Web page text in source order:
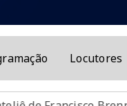
Locutores